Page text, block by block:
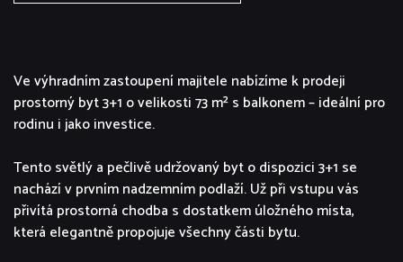
Ve výhradním zastoupení majitele nabízíme k prodeji
prostorný byt 3+1 o velikosti 73 m² s balkonem – ideální pro
rodinu i jako investice.
Tento světlý a pečlivě udržovaný byt o dispozici 3+1 se
nachází v prvním nadzemním podlaží. Už při vstupu vás
přivítá prostorná chodba s dostatkem úložného místa,
která elegantně propojuje všechny části bytu.